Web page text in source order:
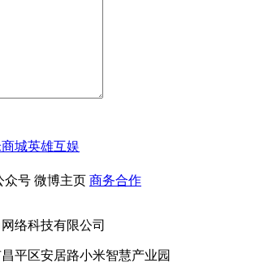
城英雄互娱
众号 微博主页 商务合作
络科技有限公司
平区安居路小米智慧产业园